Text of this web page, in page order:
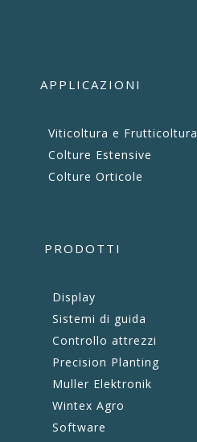
APPLICAZIONI
Viticoltura e Frutticoltura
Colture Estensive
Colture Orticole
PRODOTTI
Display
Sistemi di guida
Controllo attrezzi
Precision Planting
Muller Elektronik
Wintex Agro
Software